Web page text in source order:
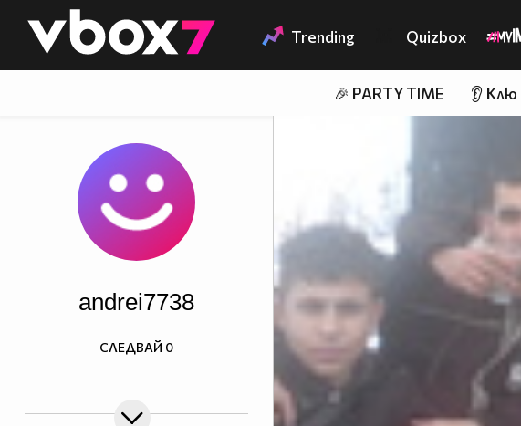
👾 Trending Quizbox
🎉 PARTY TIME 👂
andrei7738
СЛЕДВАЙ 0